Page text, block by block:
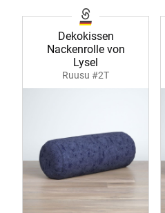
Dekokissen
Nackenrolle von
Lysel
Ruusu #2T